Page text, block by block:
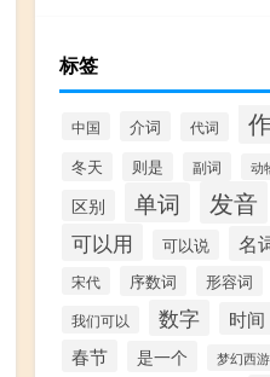
标签
中国 介词 代词
冬天 则是 副词 动
区别 单词 发音
可以用 可以说 名
宋代 序数词 形容词
我们可以 数字 时间
春节 是一个 梦幻西游